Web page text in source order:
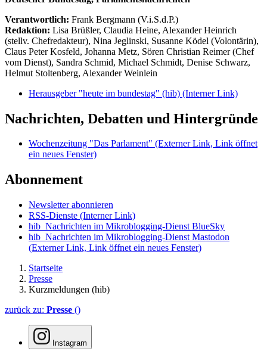
Verantwortlich: Frank Bergmann (V.i.S.d.P.)
Redaktion: Lisa Brüßler, Claudia Heine, Alexander Heinrich
(stellv. Chefredakteur), Nina Jeglinski, Susanne Ködel (Volontärin),
Claus Peter Kosfeld, Johanna Metz, Sören Christian Reimer (Chef
vom Dienst), Sandra Schmid, Michael Schmidt, Denise Schwarz,
Helmut Stoltenberg, Alexander Weinlein
Herausgeber "heute im bundestag" (hib) (Interner Link)
Nachrichten, Debatten und Hintergründe
Wochenzeitung "Das Parlament" (Externer Link, Link öffnet
ein neues Fenster)
Abonnement
Newsletter abonnieren
RSS-Dienste (Interner Link)
hib_Nachrichten im Mikroblogging-Dienst BlueSky
hib_Nachrichten im Mikroblogging-Dienst Mastodon
(Externer Link, Link öffnet ein neues Fenster)
Startseite
Presse
Kurzmeldungen (hib)
zurück zu: Presse ()
Instagram